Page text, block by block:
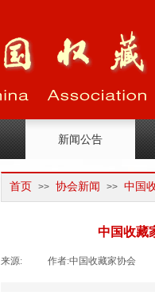
首页 >> 协会新闻 >> 中国
新闻公告
1
中国收藏
来源: 作者:中国收藏家协会